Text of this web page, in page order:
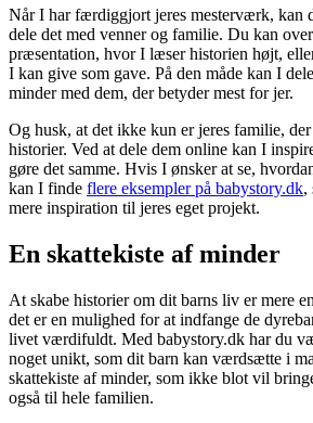
Når I har færdiggjort jeres mesterværk, kan
dele det med venner og familie. Du kan
præsentation, hvor I læser historien højt,
I kan give som gave. På den måde kan I
minder med dem, der betyder mest for jer.
Og husk, at det ikke kun er jeres familie,
historier. Ved at dele dem online kan I
gøre det samme. Hvis I ønsker at se,
kan I finde flere eksempler på babystory.dk,
mere inspiration til jeres eget projekt.
En skattekiste af minder
At skabe historier om dit barns liv er mere
det er en mulighed for at indfange de
livet værdifuldt. Med babystory.dk har du
noget unikt, som dit barn kan værdsætte i
skattekiste af minder, som ikke blot vil
også til hele familien.